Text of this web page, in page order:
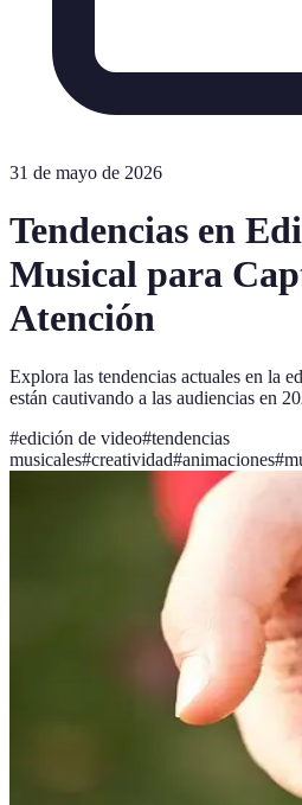
31 de mayo de 2026
Tendencias en
Musical para
Atención
Explora las tendencias actuales en la
están cautivando a las audiencias en
#edición de video#tendencias
musicales#creatividad#animaciones#